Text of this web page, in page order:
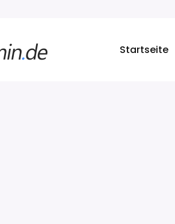
Startseite